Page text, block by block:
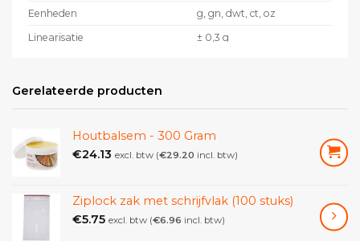
Eenheden
g, gn, dwt, ct, oz
Linearisatie
± 0,3 g
Inslingertijd
Justering met extern
Aanbevolen justeergewicht
Omgevingstemperatuur
Afmetingen weegoppervlak
120×120 mm
Gerelateerde producten
Houtbalsem - 300 Gram
€24.13 excl. btw (€29.20 incl. btw)
Ziplock zak met schrijfvlak (100 stuks)
€5.75 excl. btw (€6.96 incl. btw)